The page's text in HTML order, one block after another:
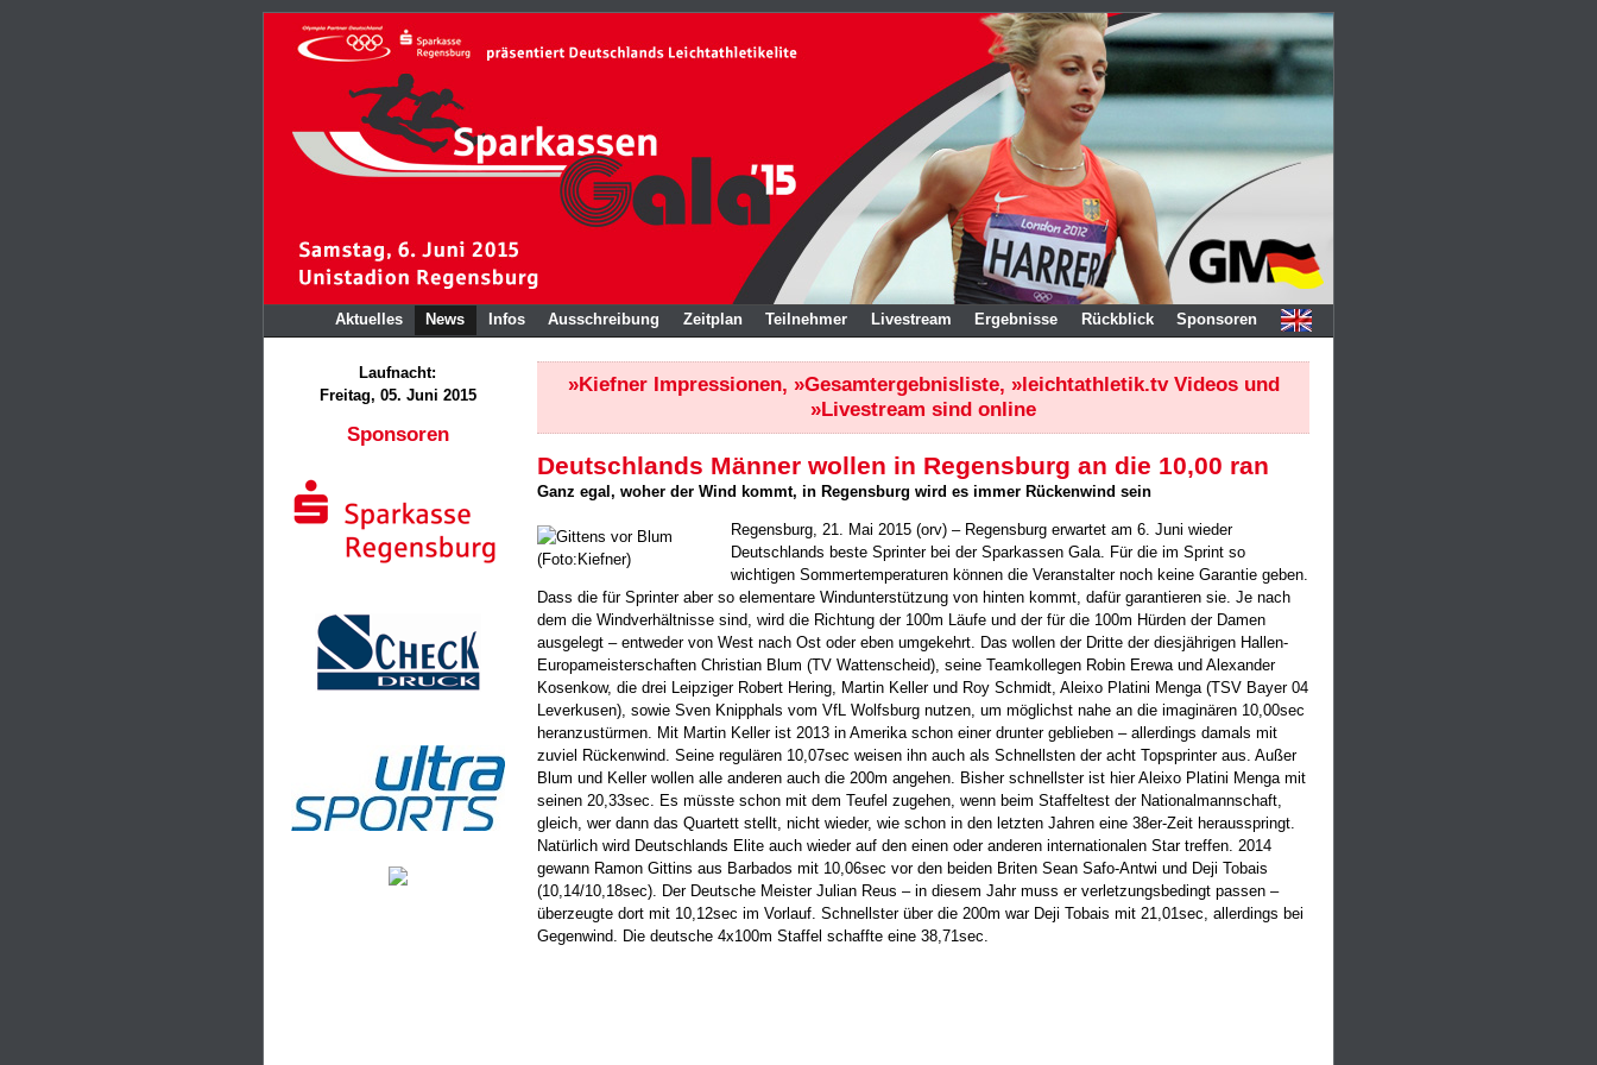
Aktuelles News Infos Ausschreibung Zeitplan Teilnehmer Livestream Ergebnisse Rückblick Sponsoren
Laufnacht:
Freitag, 05. Juni 2015
Sponsoren
»Kiefner Impressionen, »Gesamtergebnisliste, »leichtathletik.tv Videosund
»Livestream sind online
Deutschlands Männer wollen in Regensburg an die 10,00 ran
Ganz egal, woher der Wind kommt, in Regensburg wird es immer Rückenwind sein
Regensburg, 21. Mai 2015 (orv) – Regensburg erwartet am 6. Juni wieder
Deutschlands beste Sprinter bei der Sparkassen Gala. Für die im Sprint so
wichtigen Sommertemperaturen können die Veranstalter noch keine Garantie geben.
Dass die für Sprinter aber so elementare Windunterstützung von hinten kommt, dafür garantieren sie. Je nach
dem die Windverhältnisse sind, wird die Richtung der 100m Läufe und der für die 100m Hürden der Damen
ausgelegt – entweder von West nach Ost oder eben umgekehrt. Das wollen der Dritte der diesjährigen Hallen-
Europameisterschaften Christian Blum (TV Wattenscheid), seine Teamkollegen Robin Erewa und Alexander
Kosenkow, die drei Leipziger Robert Hering, Martin Keller und Roy Schmidt, Aleixo Platini Menga (TSV Bayer 04
Leverkusen), sowie Sven Knipphals vom VfL Wolfsburg nutzen, um möglichst nahe an die imaginären 10,00sec
heranzustürmen. Mit Martin Keller ist 2013 in Amerika schon einer drunter geblieben – allerdings damals mit
zuviel Rückenwind. Seine regulären 10,07sec weisen ihn auch als Schnellsten der acht Topsprinter aus. Außer
Blum und Keller wollen alle anderen auch die 200m angehen. Bisher schnellster ist hier Aleixo Platini Menga mit
seinen 20,33sec. Es müsste schon mit dem Teufel zugehen, wenn beim Staffeltest der Nationalmannschaft,
gleich, wer dann das Quartett stellt, nicht wieder, wie schon in den letzten Jahren eine 38er-Zeit herausspringt.
Natürlich wird Deutschlands Elite auch wieder auf den einen oder anderen internationalen Star treffen. 2014
gewann Ramon Gittins aus Barbados mit 10,06sec vor den beiden Briten Sean Safo-Antwi und Deji Tobais
(10,14/10,18sec). Der Deutsche Meister Julian Reus – in diesem Jahr muss er verletzungsbedingt passen –
überzeugte dort mit 10,12sec im Vorlauf. Schnellster über die 200m war Deji Tobais mit 21,01sec, allerdings bei
Gegenwind. Die deutsche 4x100m Staffel schaffte eine 38,71sec.